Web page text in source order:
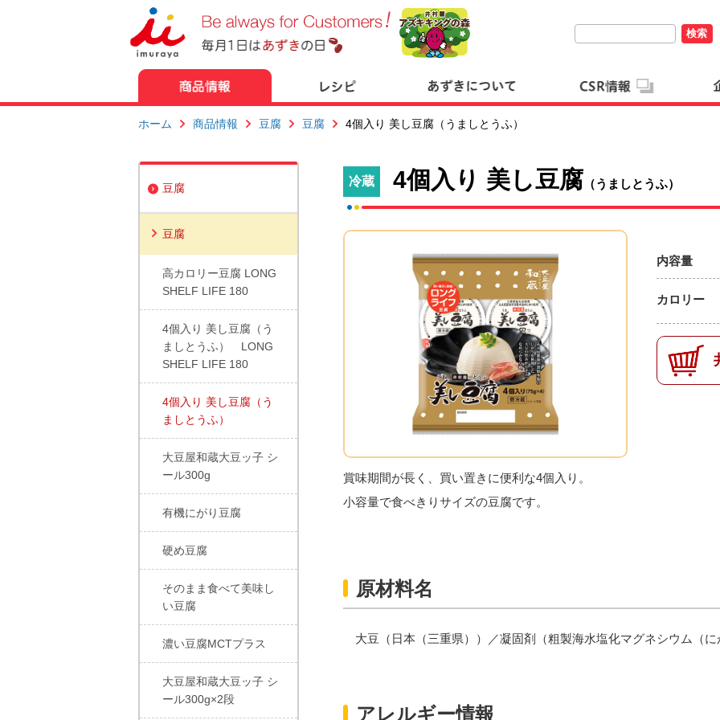
検索
ホーム 商品情報 豆腐 豆腐 4個入り 美し豆腐（うましとうふ）
豆腐
豆腐
高カロリー豆腐 LONG
SHELF LIFE 180
4個入り 美し豆腐（う
ましとうふ） LONG
SHELF LIFE 180
4個入り 美し豆腐（う
ましとうふ）
大豆屋和蔵大豆ッ子 シ
ール300g
有機にがり豆腐
硬め豆腐
そのまま食べて美味し
い豆腐
濃い豆腐MCTプラス
大豆屋和蔵大豆ッ子 シ
ール300g×2段
冷蔵 4個入り 美し豆腐 （うましとうふ）
内容量
カロリー
賞味期間が長く、買い置きに便利な4個入り。
小容量で食べきりサイズの豆腐です。
原材料名
大豆（日本（三重県））／凝固剤（粗製海水塩化マグネシウム（
アレルギー情報